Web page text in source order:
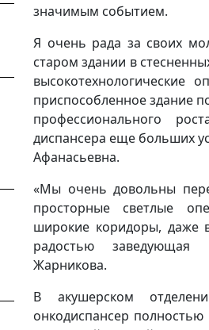
значимым событием.
Я очень рада за своих
старом здании в
высокотехнологические
приспособленное здание
профессионального
диспансера еще больших
Афанасьевна.
«Мы очень довольны
просторные светлые
широкие коридоры, даже
радостью заведующая
Жарникова.
В акушерском
онкодиспансер